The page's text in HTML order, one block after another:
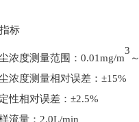
标
浓度测量范围：0.01mg/m
3
浓度测量相对误差：±15%
性相对误差：±2.5%
流量：2.0L/min